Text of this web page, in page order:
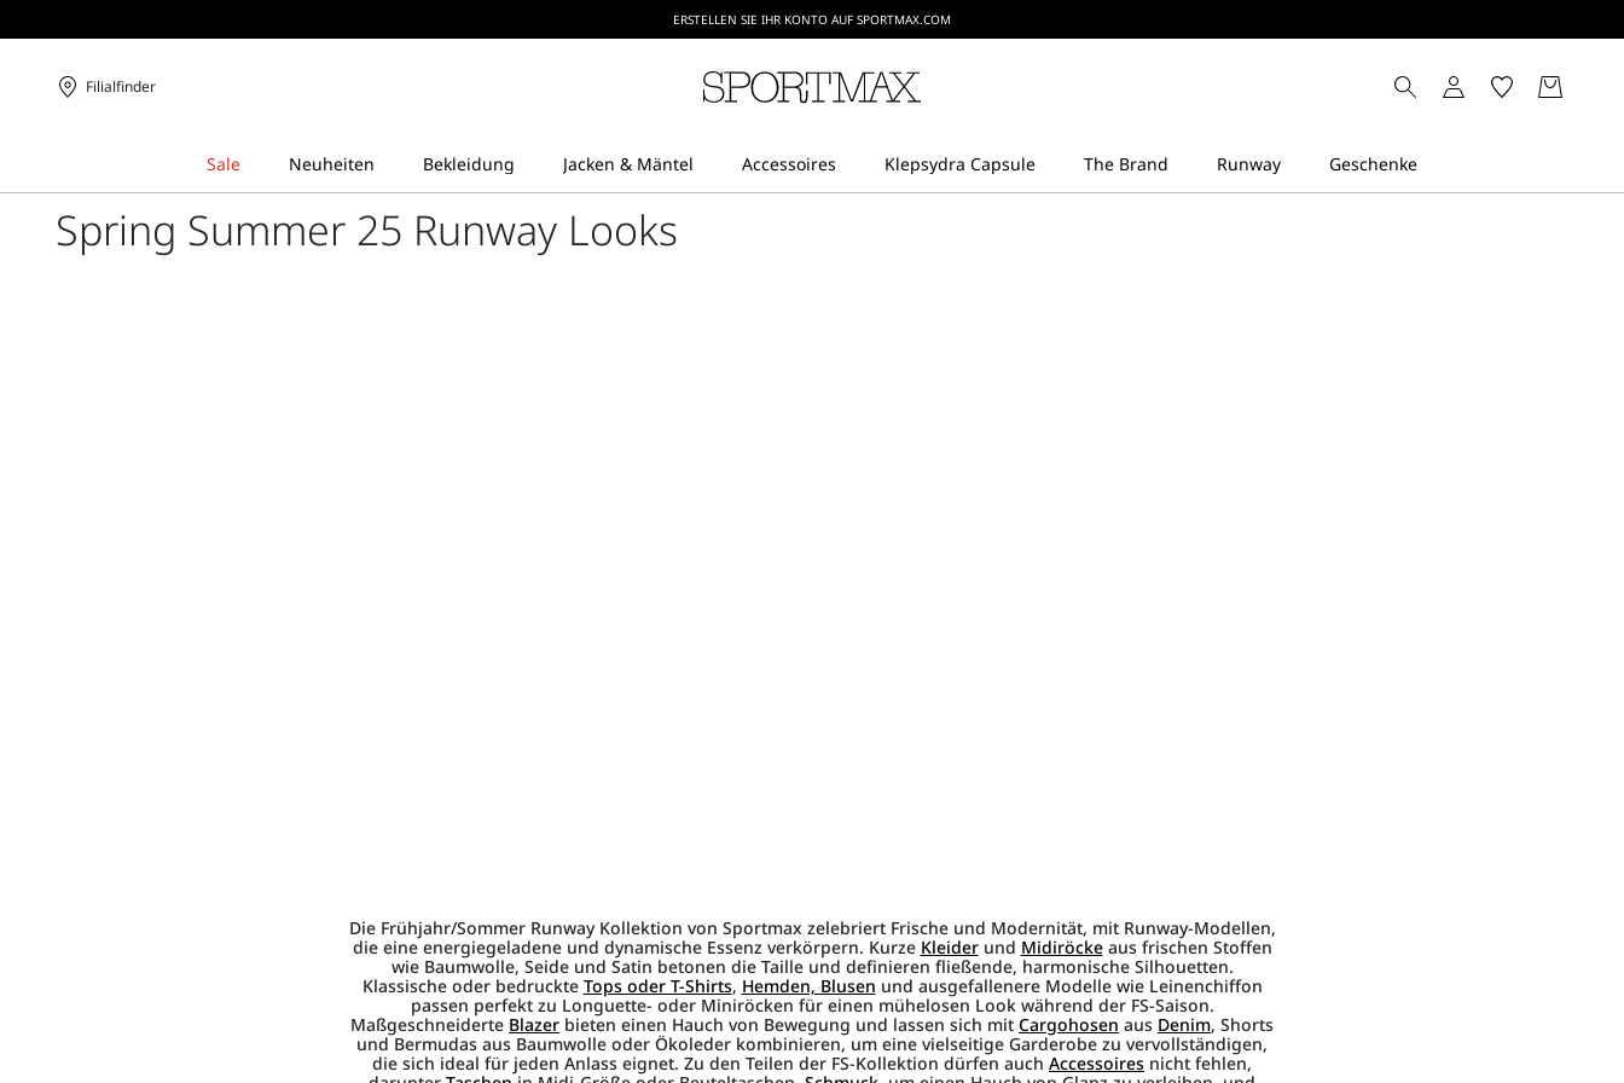
ERSTELLEN SIE IHR KONTO AUF SPORTMAX.COM
Filialfinder
Spring Summer 25 Runway Looks
Die Frühjahr/Sommer Runway Kollektion von Sportmax zelebriert Frische und Modernität, mit Runway-Modellen,
die eine energiegeladene und dynamische Essenz verkörpern. Kurze Kleiderund Midiröckeaus frischen Stoffen
wie Baumwolle, Seide und Satin betonen die Taille und definieren fließende, harmonische Silhouetten.
Klassische oder bedruckte Tops oder T-Shirts, Hemden, Blusen und ausgefallenere Modelle wie Leinenchiffon
passen perfekt zu Longuette- oder Miniröcken für einen mühelosen Look während der FS-Saison.
Maßgeschneiderte Blazer bieten einen Hauch von Bewegung und lassen sich mit Cargohosen aus Denim, Shorts
und Bermudas aus Baumwolle oder Ökoleder kombinieren, um eine vielseitige Garderobe zu vervollständigen,
die sich ideal für jeden Anlass eignet. Zu den Teilen der FS-Kollektion dürfen auch Accessoires nicht fehlen,